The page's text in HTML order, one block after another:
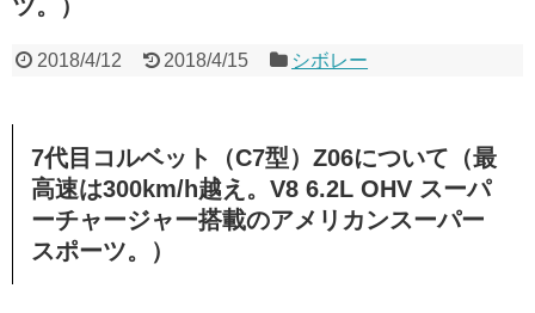
ツ。）
2018/4/12 2018/4/15 シボレー
7代目コルベット（C7型）Z06について（最
高速は300km/h越え。V8 6.2L OHV スーパ
ーチャージャー搭載のアメリカンスーパー
スポーツ。）